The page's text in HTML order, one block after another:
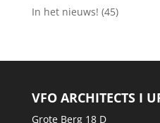
In het nieuws! (45)
VFO ARCHITECTS I
Grote Berg 18 D